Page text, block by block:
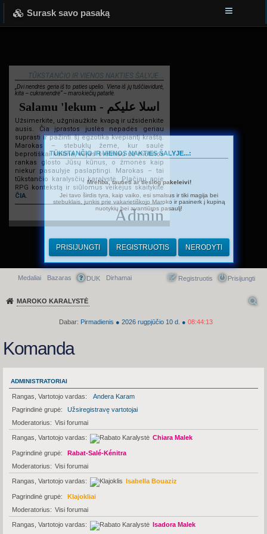
Surask savo pasaką
TŪKSTANČIO IR VIENOS NAKTIES ŠALYJE...
„Dvi nendrės geria iš to paties upelio. Viena iš jų tuščiavidurė,
kita – cukranendrė“ – marokiečių patarlė.
Salamu 'lekum - اسلا عليكم
Užsimerkite, užgniaužkite kvapą ir užsidenkite
ausis. Čia įprastos juslės nepadės geriau
suprasti ir pažinti šį egzotika kvepiantį kraštą.
Marokas – stebuklų žemė, kur saulė
beprotiškai kaitina, vėjas švelniau už motinos
rankas glosto Jūsų kūnus, o žmonės kaip
niekur pasaulyje paslaptingi. Marokas – tai
tūkstančio karalysčių karalystė. Plačiau apie
RPG kontekstą ir siūlomus veikėjus skaitykite
ČIA.
Admin
Greitasis meniu
Medaliai Bazaras DUK Dirhamai Prisijungti
Registruotis
MAROKO KARALYSTĖ
Dabar: Pirmadienis ● 2026 rugpjūčio 10 d. ● 08:44:13
TŪKSTANČIO IR VIENOS NAKTIES ŠALYJE...:
Mrehba, tautieti ar tiesiog pakeleivi!
Jei tavo širdis tyra, kaip vaiko, esi smalsus ir tiki magija bei
stebuklais, junkis prie vakarietiškojo Maroko ir pasinerk į kupiną
nuotykių bei avantiūros pasaulį!
PRISIJUNGTI REGISTRUOTIS NERODYTI
Komanda
ADMINISTRATORIAI
Rangas, Vartotojo vardas
Andera Karam
Pagrindinė grupė
Užsiregistravę vartotojai
Moderatorius
Visi forumai
Rangas, Vartotojo vardas Chiara Malek
Pagrindinė grupė
Rabat-Salé-Kénitra
Moderatorius
Visi forumai
Rangas, Vartotojo vardas Isabella Bouaziz
Pagrindinė grupė
Klajokliai
Moderatorius
Visi forumai
Rangas, Vartotojo vardas Isadora Malek